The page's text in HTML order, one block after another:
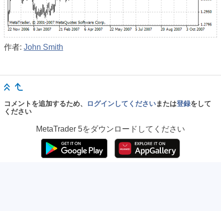
作者: John Smith
コメントを追加するため、 ログインしてくださいまたは登録をして
ください
MetaTrader 5をダウンロードしてください